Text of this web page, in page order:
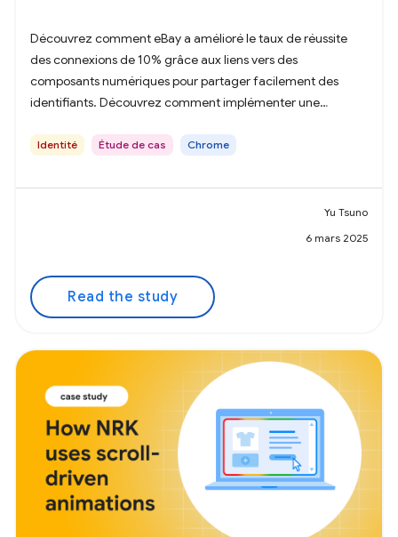
Découvrez comment eBay a amélioré le taux de réussite
des connexions de 10% grâce aux liens vers des
composants numériques pour partager facilement des
identifiants. Découvrez comment implémenter une
l'expérience utilisateur.
Identité Étude de cas Chrome
Yu Tsuno
6 mars 2025
Read the study